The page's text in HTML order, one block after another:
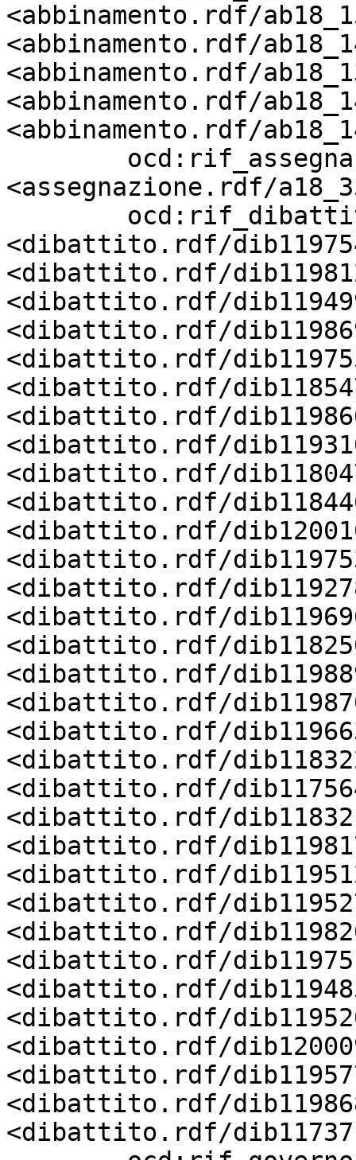
<abbinamento.rdf/
<abbinamento.rdf/
<abbinamento.rdf/
<abbinamento.rdf/
<abbinamento.rdf/
<assegnazione.rdf/
<dibattito.rdf/
<dibattito.rdf/
<dibattito.rdf/
<dibattito.rdf/
<dibattito.rdf/
<dibattito.rdf/
<dibattito.rdf/
<dibattito.rdf/
<dibattito.rdf/
<dibattito.rdf/
<dibattito.rdf/
<dibattito.rdf/
<dibattito.rdf/
<dibattito.rdf/
<dibattito.rdf/
<dibattito.rdf/
<dibattito.rdf/
<dibattito.rdf/
<dibattito.rdf/
<dibattito.rdf/
<dibattito.rdf/
<dibattito.rdf/
<dibattito.rdf/
<dibattito.rdf/
<dibattito.rdf/
<dibattito.rdf/
<dibattito.rdf/
<dibattito.rdf/
<dibattito.rdf/
<dibattito.rdf/
<dibattito.rdf/
<dibattito.rdf/